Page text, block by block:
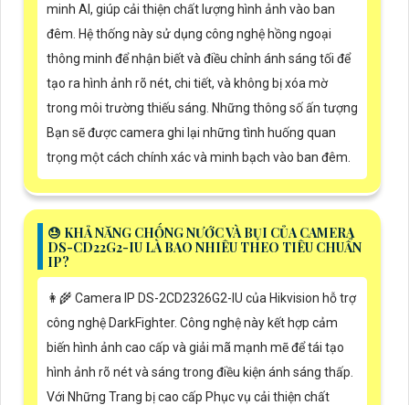
minh AI, giúp cải thiện chất lượng hình ảnh vào ban
đêm. Hệ thống này sử dụng công nghệ hồng ngoại
thông minh để nhận biết và điều chỉnh ánh sáng tối để
tạo ra hình ảnh rõ nét, chi tiết, và không bị xóa mờ
trong môi trường thiếu sáng. Những thông số ấn tượng
Bạn sẽ được camera ghi lại những tình huống quan
trọng một cách chính xác và minh bạch vào ban đêm.
😓 KHẢ NĂNG CHỐNG NƯỚC VÀ BỤI CỦA CAMERA
DS-CD22G2-IU LÀ BAO NHIÊU THEO TIÊU CHUẨN
IP?
👩‍🌾 Camera IP DS-2CD2326G2-IU của Hikvision hỗ trợ
công nghệ DarkFighter. Công nghệ này kết hợp cảm
biến hình ảnh cao cấp và giải mã mạnh mẽ để tái tạo
hình ảnh rõ nét và sáng trong điều kiện ánh sáng thấp.
Với Những Trang bị cao cấp Phục vụ cải thiện chất